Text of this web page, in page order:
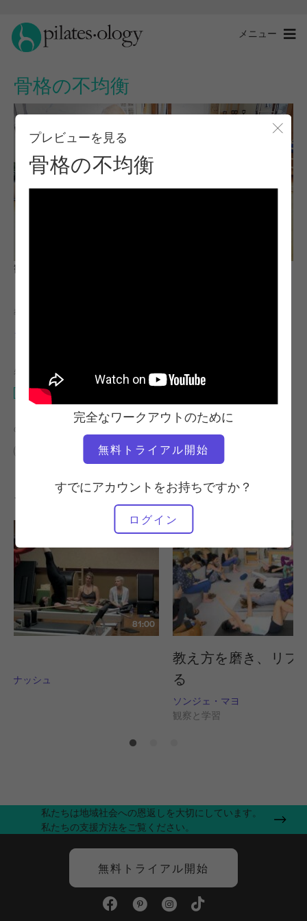
メニュー
骨格の不均衡
モ
プレビューを見る
骨格の不均衡
完全なワークアウトのために
無料トライアル開始
すでにアカウントをお持ちですか？
ログイン
観察と学習
教師
ショーン・ギャラガー
必要な機材
スタジオ全体
の類似クラスを検索
スタジオ全体
その他のワークアウト
81:00
ナッシュ
教え方を磨き、リフ
る
ソンジェ・マヨ
観察と学習
私たちは地域社会への恩返しを大切にしています。
私たちの支援方法をご覧ください。
無料トライアル開始